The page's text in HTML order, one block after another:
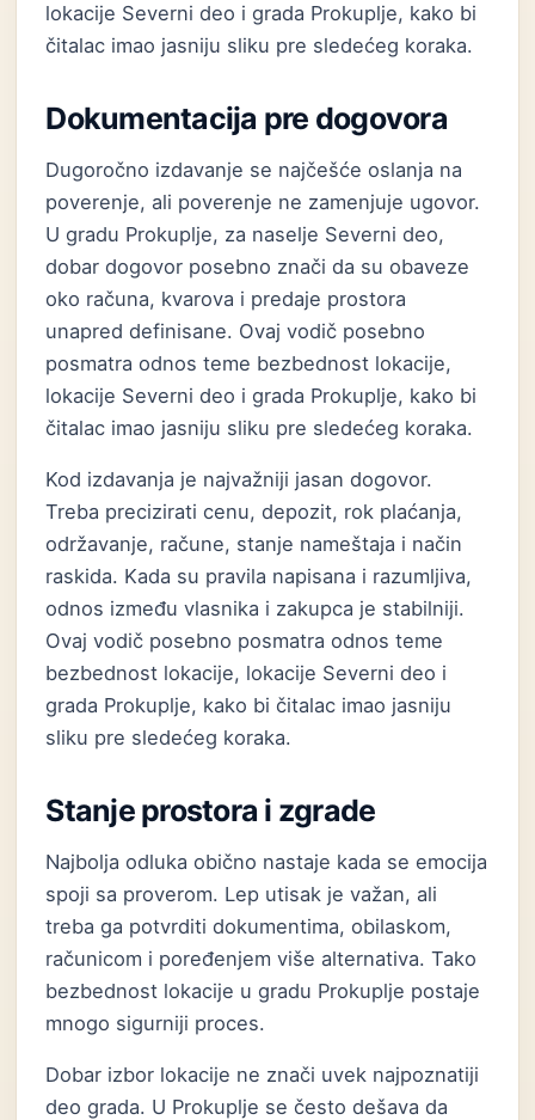
lokacije Severni deo i grada Prokuplje, kako bi
čitalac imao jasniju sliku pre sledećeg koraka.
Dokumentacija pre dogovora
Dugoročno izdavanje se najčešće oslanja na
poverenje, ali poverenje ne zamenjuje ugovor.
U gradu Prokuplje, za naselje Severni deo,
dobar dogovor posebno znači da su obaveze
oko računa, kvarova i predaje prostora
unapred definisane. Ovaj vodič posebno
posmatra odnos teme bezbednost lokacije,
lokacije Severni deo i grada Prokuplje, kako bi
čitalac imao jasniju sliku pre sledećeg koraka.
Kod izdavanja je najvažniji jasan dogovor.
Treba precizirati cenu, depozit, rok plaćanja,
održavanje, račune, stanje nameštaja i način
raskida. Kada su pravila napisana i razumljiva,
odnos između vlasnika i zakupca je stabilniji.
Ovaj vodič posebno posmatra odnos teme
bezbednost lokacije, lokacije Severni deo i
grada Prokuplje, kako bi čitalac imao jasniju
sliku pre sledećeg koraka.
Stanje prostora i zgrade
Najbolja odluka obično nastaje kada se emocija
spoji sa proverom. Lep utisak je važan, ali
treba ga potvrditi dokumentima, obilaskom,
računicom i poređenjem više alternativa. Tako
bezbednost lokacije u gradu Prokuplje postaje
mnogo sigurniji proces.
Dobar izbor lokacije ne znači uvek najpoznatiji
deo grada. U Prokuplje se često dešava da